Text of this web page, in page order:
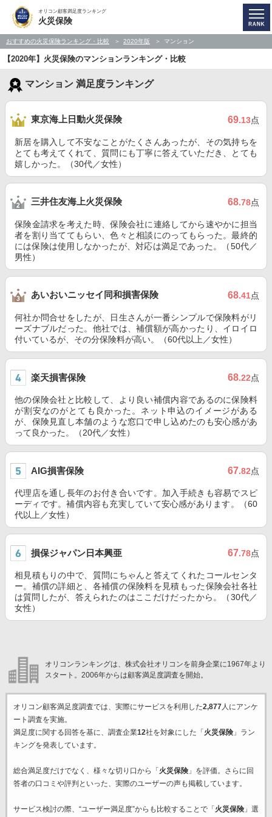
オリコン顧客満足度ランキング
火災保険
おすすめの火災保険ランキング・比較 2020年版 マンション
【2020年】火災保険のマンションランキング・比較
マンション 満足度ランキング
東京海上日動火災保険 69.13点
新居を購入して不安なことがたくさんあったが、その気持ちを
とても考えてくれて、質問にも丁寧に答えていただき、とても
嬉しかった。（30代／女性）
三井住友海上火災保険 68.78点
保険金請求を考えた時、保険会社に連絡してから速やかに担当
者を割り当ててもらい、色々と相談にのってもらった。最終的
には保険は使用しなかったが、対応は満足であった。（50代／
男性）
あいおいニッセイ同和損害保険 68.41点
何社か問合せをしたが、日生さんが一番シンプルで保険料がリ
ーズナブルだった。他社では、補償額が高かったり、イロイロ
付いているが、その分保険料が高い。（60代以上／女性）
楽天損害保険 68.22点
他の保険会社と比較して、より良い補償内容であるのに保険料
が割安なのがとても良かった。ネット申込のイメージがある
が、保険見直し本舗のような窓口で申し込めたのも安心感があ
って良かった。（20代／女性）
AIG損害保険 67.82点
代理店を通し長年のお付き合いです。加入手続きも容易でスピ
ーディです。補償内容も充実していて安心感があります。（60
代以上／女性）
損保ジャパン日本興亜 67.78点
相見積もりの中で、質問にちゃんと答えてくれたコールセンタ
ー。補償の詳細と、各補償の保険料を見積もった保険会社各社
は質問したが、答えられたのはここだけだったから。（30代／
女性）
オリコンランキングは、株式会社オリコンを前身企業に1967年より
スタート。2006年からは顧客満足度調査を開始。
オリコン顧客満足度調査では、実際にサービスを利用した2,877人にアンケ
ート調査を実施。
満足度に関する回答を基に、調査企業12社を対象にした「 火災保険」ラン
キングを発表しています。
総合満足度だけでなく、様々な切り口から「 火災保険」を評価。さらに回
答者の口コミや評判といった、実際のユーザーの声も掲載しています。
サービス検討の際、“ユーザー満足度”からも比較することで「 火災保険」選